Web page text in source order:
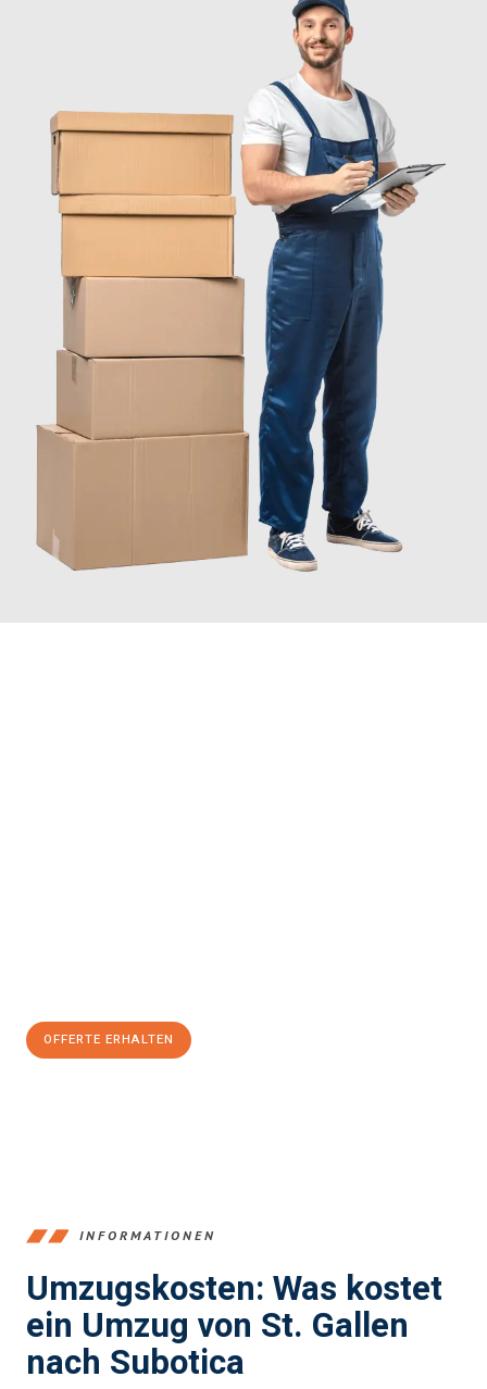
OFFERTE ERHALTEN
INFORMATIONEN
Umzugskosten: Was kostet
ein Umzug von St. Gallen
nach Subotica